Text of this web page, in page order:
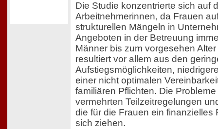
Die Studie konzentrierte sich auf
Arbeitnehmerinnen, da Frauen
strukturellen Mängeln in
Angeboten in der Betreuung
Männer bis zum vorgesehen
resultiert vor allem aus den
Aufstiegsmöglichkeiten,
einer nicht optimalen
familiären Pflichten. Die
vermehrten Teilzeitregelungen
die für die Frauen ein finanzielles
sich ziehen.